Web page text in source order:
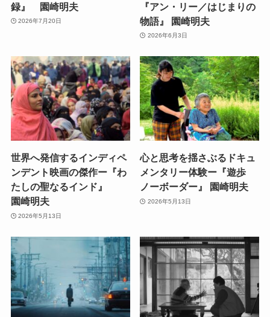
録』 園崎明夫
2026年7月20日
『アン・リー／はじまりの
物語』 園崎明夫
2026年6月3日
世界へ発信するインディペ
ンデント映画の傑作ー『わ
たしの聖なるインド』
園崎明夫
2026年5月13日
心と思考を揺さぶるドキュ
メンタリー体験ー『遊歩
ノーボーダー』 園崎明夫
2026年5月13日